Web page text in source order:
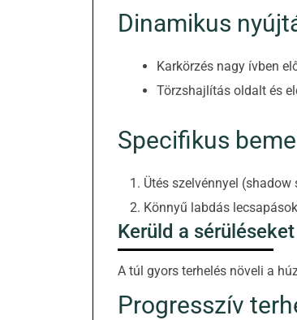
Dinamikus
Karkörzés nagy ívben
Törzshajlítás oldalt és
Specifikus
Ütés szelvénnyel
Könnyű labdás
Kerüld a sérüléseket
A túl gyors terhelés növeli a
Progresszív